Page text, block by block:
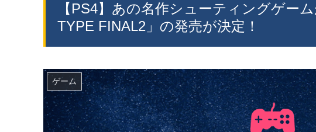
【PS4】あの名作シューティングゲー
TYPE FINAL2」の発売が決定！
ゲーム